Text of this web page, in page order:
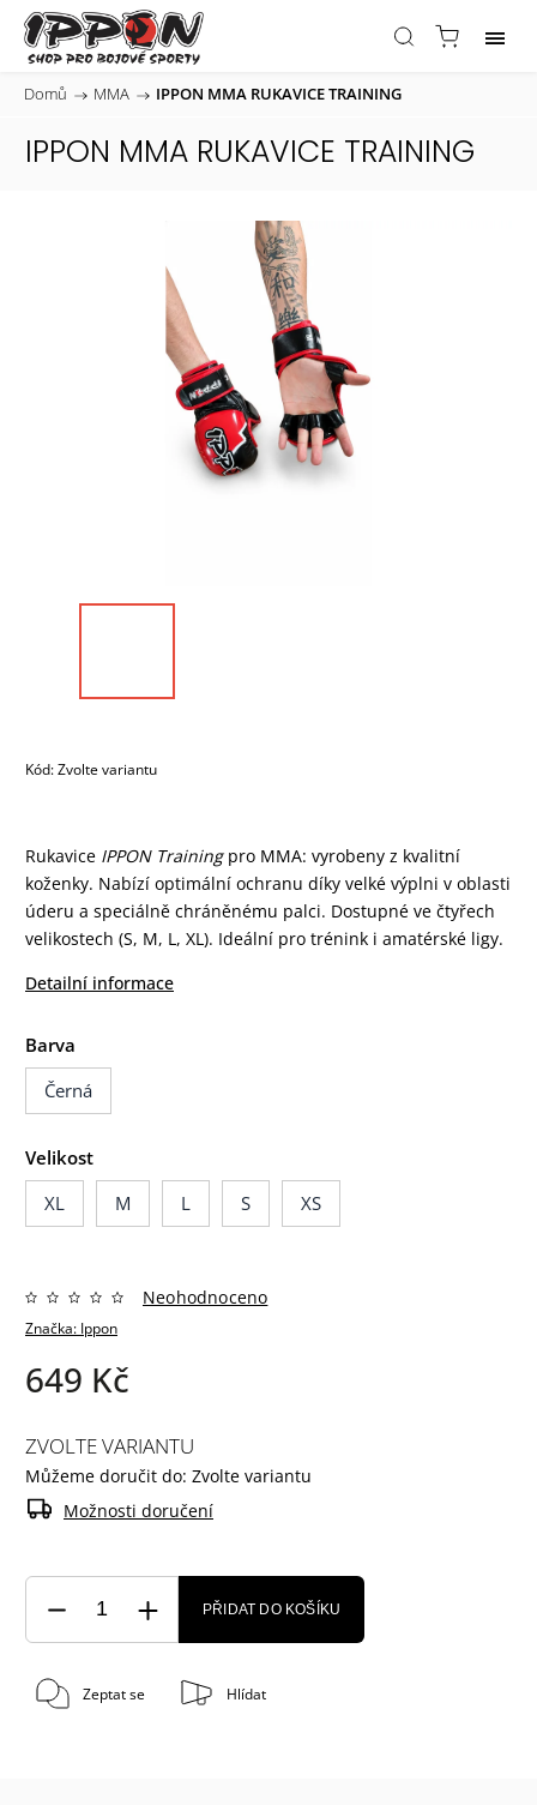
Domů / MMA / IPPON MMA RUKAVICE TRAINING
IPPON MMA RUKAVICE TRAINING
Kód:Zvolte variantu
Rukavice IPPON Trainingpro MMA: vyrobeny z kvalitní
koženky. Nabízí optimální ochranu díky velké výplni v oblasti
úderu a speciálně chráněnému palci. Dostupné ve čtyřech
velikostech (S, M, L, XL). Ideální pro trénink i amatérské ligy.
Detailní informace
Barva
Černá
Velikost
XL
M L S XS
Značka: Ippon
Neohodnoceno
649 Kč
ZVOLTE VARIANTU
Můžeme doručit do: Zvolte variantu
Možnosti doručení
PŘIDAT DO KOŠÍKU
Zeptat se Hlídat